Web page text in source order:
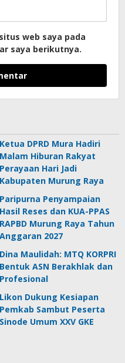
web saya pada
saya berikutnya.
Ketua DPRD Mura Hadiri
Malam Hiburan Rakyat
Perayaan Hari Jadi
Kabupaten Murung Raya
Paripurna Penyampaian
Hasil Reses dan KUA-PPAS
RAPBD Murung Raya Tahun
Anggaran 2027
Dina Maulidah: MTQ KORPRI
Bentuk ASN Berakhlak dan
Profesional
Likon Dukung Kesiapan
Pemkab Sambut Peserta
Sinode Umum XXV GKE